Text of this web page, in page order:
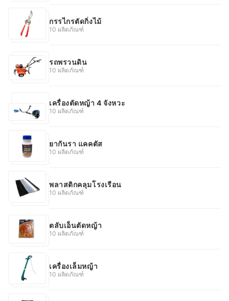
กรรไกรตัดกิ่งไม้
10 ผลิตภัณฑ์
รถพรวนดิน
10 ผลิตภัณฑ์
เครื่องตัดหญ้า 4 จังหวะ
10 ผลิตภัณฑ์
ยากันรา แคคตัส
10 ผลิตภัณฑ์
พลาสติกคลุมโรงเรือน
10 ผลิตภัณฑ์
ตลับเอ็นตัดหญ้า
10 ผลิตภัณฑ์
เครื่องเล็มหญ้า
10 ผลิตภัณฑ์